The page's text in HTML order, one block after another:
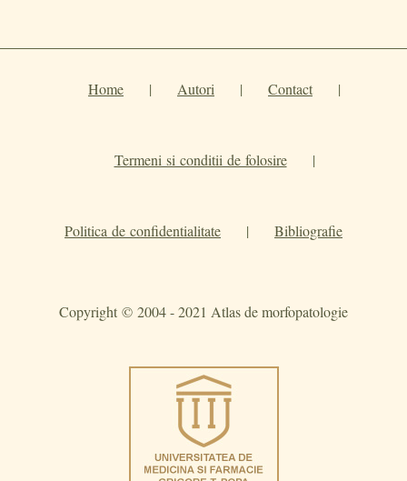
Home | Autori | Contact |
Termeni si conditii de folosire |
Politica de confidentialitate | Bibliografie
Copyright © 2004 - 2021 Atlas de morfopatologie